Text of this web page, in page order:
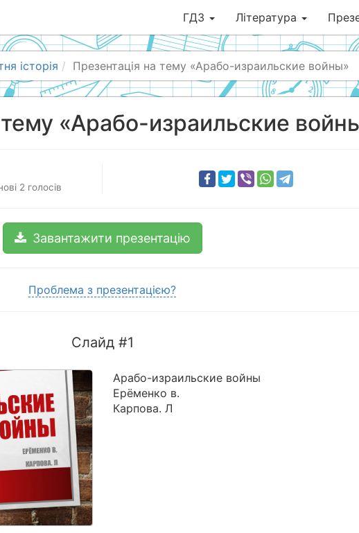
ГДЗ Література
історія Презентація на тему «Арабо-израильские войны»
«Арабо-израильские
2 голосів
Завантажити презентацію
Проблема з презентацією?
Слайд #1
Арабо-израильские войны
Ерёменко в.
Карпова. Л